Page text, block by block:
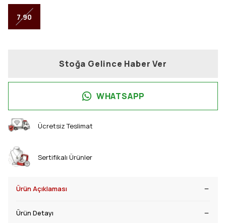
7.90
Stoğa Gelince Haber Ver
WHATSAPP
Ücretsiz Teslimat
Sertifikalı Ürünler
Ürün Açıklaması
Ürün Detayı